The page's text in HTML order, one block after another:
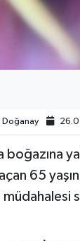
Doğanay
boğazına
65
müdahalesi